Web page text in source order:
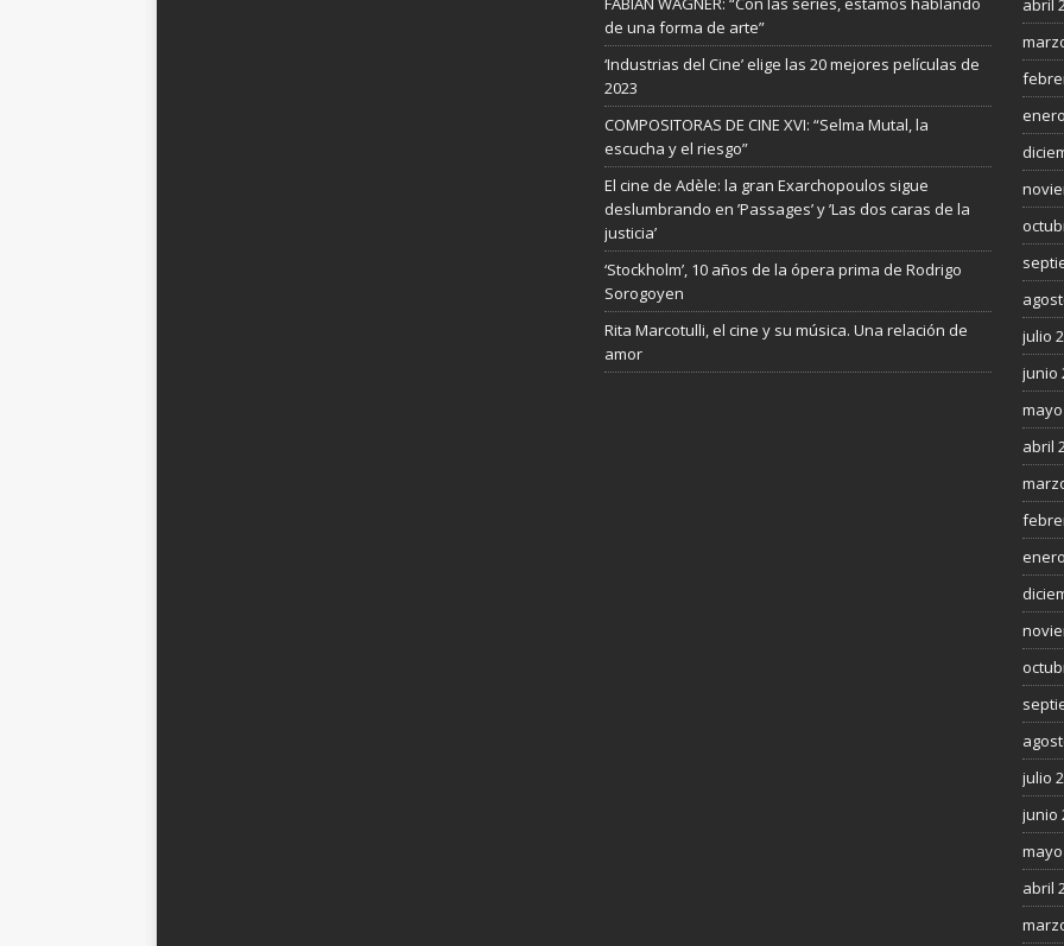
de una forma de arte”
‘Industrias del Cine’ elige las 20 mejores películas de
2023
COMPOSITORAS DE CINE XVI: “Selma Mutal, la
escucha y el riesgo”
El cine de Adèle: la gran Exarchopoulos sigue
deslumbrando en ’Passages’ y ’Las dos caras de la
justicia’
‘Stockholm’, 10 años de la ópera prima de Rodrigo
Sorogoyen
Rita Marcotulli, el cine y su música. Una relación de
amor
abril
julio
junio
mayo
abril
julio
junio
abril